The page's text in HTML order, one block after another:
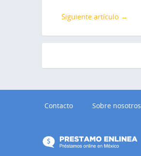
Siguiente artículo →
Contacto Sobre nosotros